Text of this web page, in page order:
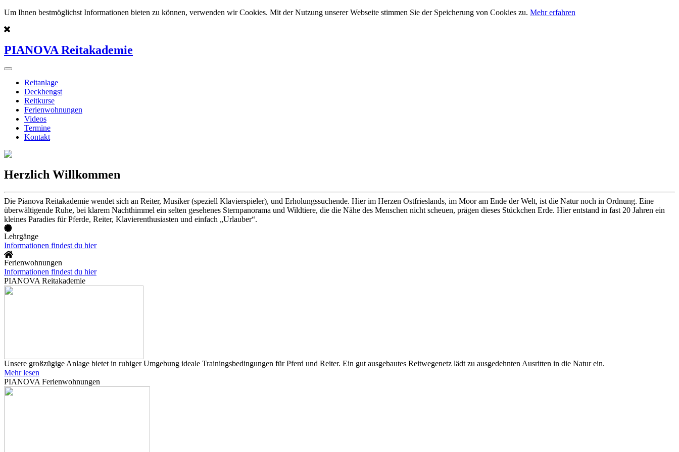
Um Ihnen bestmöglichst Informationen bieten zu können, verwenden wir Cookies. Mit der Nutzung unserer Webseite stimmen Sie der Speicherung von Cookies zu. Mehr erfahren
PIANOVA Reitakademie
Reitanlage
Deckhengst
Reitkurse
Ferienwohnungen
Videos
Termine
Kontakt
Herzlich Willkommen
Die Pianova Reitakademie wendet sich an Reiter, Musiker (speziell Klavierspieler), und Erholungssuchende. Hier im Herzen Ostfrieslands, im Moor am Ende der Welt, ist die Natur noch in Ordnung. Eine
überwältigende Ruhe, bei klarem Nachthimmel ein selten gesehenes Sternpanorama und Wildtiere, die die Nähe des Menschen nicht scheuen, prägen dieses Stückchen Erde. Hier entstand in fast 20 Jahren ein
kleines Paradies für Pferde, Reiter, Klavierenthusiasten und einfach „Urlauber“.
Lehrgänge
Informationen findest du hier
Ferienwohnungen
Informationen findest du hier
PIANOVA Reitakademie
Unsere großzügige Anlage bietet in ruhiger Umgebung ideale Trainingsbedingungen für Pferd und Reiter. Ein gut ausgebautes Reitwegenetz lädt zu ausgedehnten Ausritten in die Natur ein.
Mehr lesen
PIANOVA Ferienwohnungen